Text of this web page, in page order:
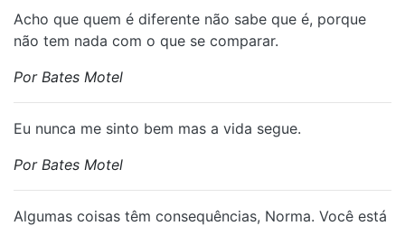
Acho que quem é diferente não sabe que é, porque
não tem nada com o que se comparar.
Por Bates Motel
Eu nunca me sinto bem mas a vida segue.
Por Bates Motel
Algumas coisas têm consequências, Norma. Você está